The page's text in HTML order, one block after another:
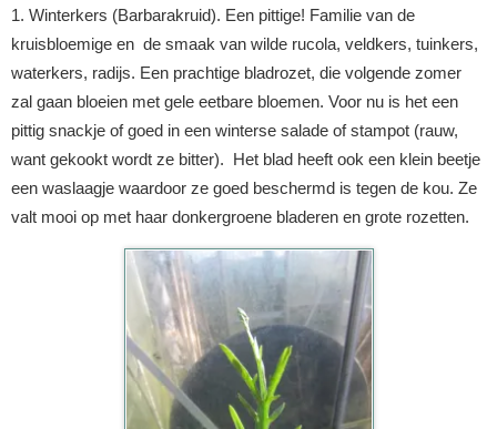
1. Winterkers (Barbarakruid). Een pittige! Familie van de
kruisbloemige en de smaak van wilde rucola, veldkers, tuinkers,
waterkers, radijs. Een prachtige bladrozet, die volgende zomer
zal gaan bloeien met gele eetbare bloemen. Voor nu is het een
pittig snackje of goed in een winterse salade of stampot (rauw,
want gekookt wordt ze bitter). Het blad heeft ook een klein beetje
een waslaagje waardoor ze goed beschermd is tegen de kou. Ze
valt mooi op met haar donkergroene bladeren en grote rozetten.